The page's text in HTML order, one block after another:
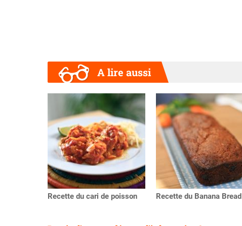
A lire aussi
Recette du cari de poisson Recette du Banana Bread
Précédent